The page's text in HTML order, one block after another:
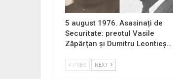
5 august 1976. Asasinați de
Securitate: preotul Vasile
Zăpârțan și Dumitru Leontieș…
PREV NEXT